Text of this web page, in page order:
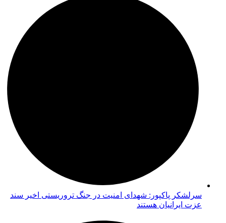
سرلشکر پاکپور: شهدای امنیت در جنگ تروریستی اخیر سند
عزت ایرانیان هستند